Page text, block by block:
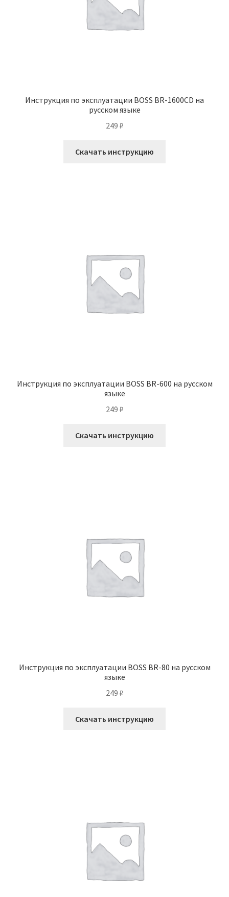
Инструкция по эксплуатации BOSS BR-1600CD на
русском языке
249 ₽
Скачать инструкцию
Инструкция по эксплуатации BOSS BR-600 на русском
языке
249 ₽
Скачать инструкцию
Инструкция по эксплуатации BOSS BR-80 на русском
языке
249 ₽
Скачать инструкцию